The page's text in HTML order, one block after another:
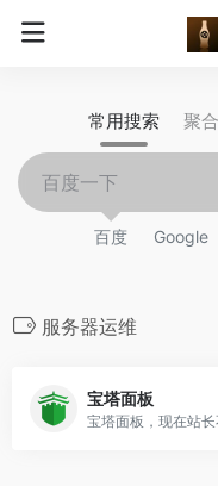
常用搜索 聚
百度 Google
服务器运维
宝塔面板
宝塔面板，现在站